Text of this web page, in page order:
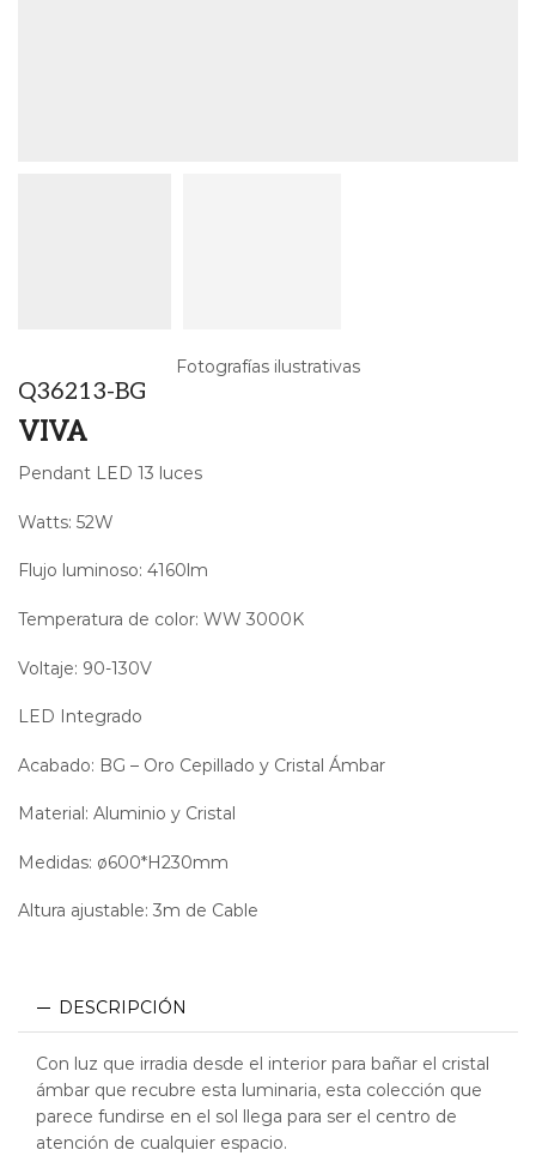
Fotografías ilustrativas
Q36213-BG
VIVA
Pendant LED 13 luces
Watts: 52W
Flujo luminoso: 4160lm
Temperatura de color: WW 3000K
Voltaje: 90-130V
LED Integrado
Acabado: BG – Oro Cepillado y Cristal Ámbar
Material: Aluminio y Cristal
Medidas: ø600*H230mm
Altura ajustable: 3m de Cable
DESCRIPCIÓN
Con luz que irradia desde el interior para bañar el cristal
ámbar que recubre esta luminaria, esta colección que
parece fundirse en el sol llega para ser el centro de
atención de cualquier espacio.